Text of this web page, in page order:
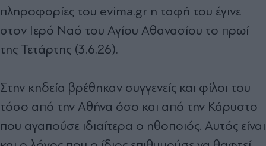
πληροφορίες του evima.gr η ταφή του έγινε
στον Ιερό Ναό του Αγίου Αθανασίου το πρωί
της Τετάρτης (3.6.26).
Στην κηδεία βρέθηκαν συγγενείς και φίλοι του
τόσο από την Αθήνα όσο και από την Κάρυστο
που αγαπούσε ιδιαίτερα ο ηθοποιός. Αυτός είναι